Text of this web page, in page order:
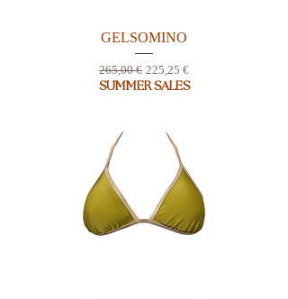
GELSOMINO
Prix original
265,00 € Prix promotionnel
225,25 €
SUMMER SALES